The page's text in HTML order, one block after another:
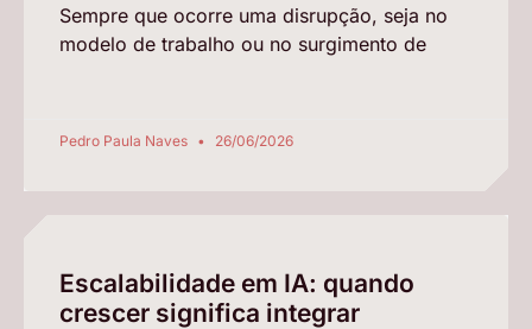
Sempre que ocorre uma disrupção, seja no
modelo de trabalho ou no surgimento de
Pedro Paula Naves 26/06/2026
Escalabilidade em IA: quando
crescer significa integrar